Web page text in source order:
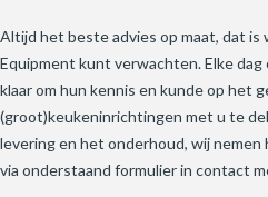
Altijd het beste advies op maat, dat is
Equipment kunt verwachten. Elke
klaar om hun kennis en kunde op het
(groot)keukeninrichtingen met u te
levering en het onderhoud, wij nemen
via onderstaand formulier in contact